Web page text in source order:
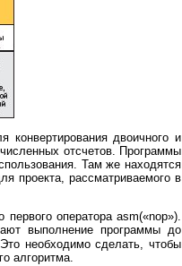
двоичного и
отсчетов. Программы
Там же находятся
проекта, рассматриваемого в
оператора asm(«nop»).
выполнение программы до
необходимо сделать, чтобы
алгоритма.